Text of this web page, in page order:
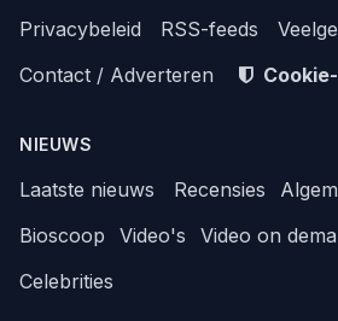
Privacybeleid
RSS-feeds
Contact / Adverteren
NIEUWS
Laatste nieuws Recensies
Bioscoop
Video's Video on
Celebrities